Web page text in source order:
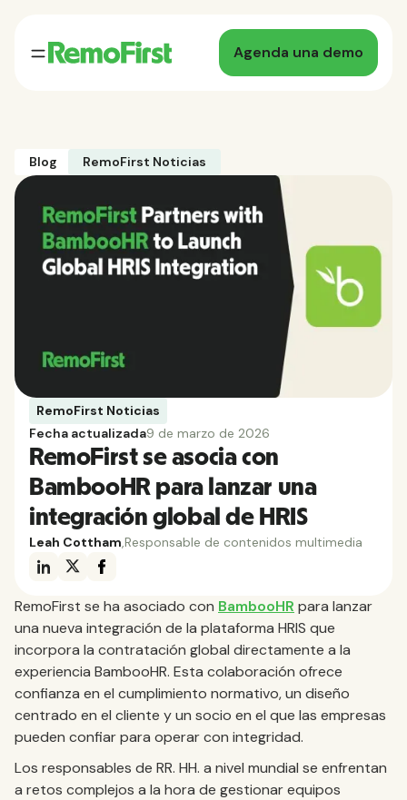
Agenda una demo
Blog RemoFirst Noticias
RemoFirst Noticias
Fecha actualizada9 de marzo de 2026
RemoFirst se asocia con
BambooHR para lanzar una
integración global de HRIS
Leah Cottham Responsable de contenidos multimedia
RemoFirst se ha asociado con BambooHR para lanzar
una nueva integración de la plataforma HRIS que
incorpora la contratación global directamente a la
experiencia BambooHR. Esta colaboración ofrece
confianza en el cumplimiento normativo, un diseño
centrado en el cliente y un socio en el que las empresas
pueden confiar para operar con integridad.
Los responsables de RR. HH. a nivel mundial se enfrentan
a retos complejos a la hora de gestionar equipos